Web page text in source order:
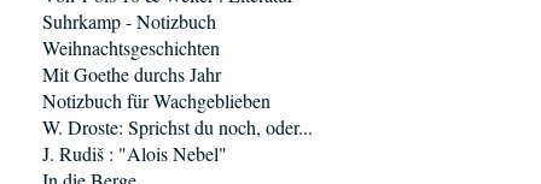
Suhrkamp - Notizbuch
Weihnachtsgeschichten
Mit Goethe durchs Jahr
Notizbuch für Wachgeblieben
W. Droste: Sprichst du noch, oder...
J. Rudiš : "Alois Nebel"